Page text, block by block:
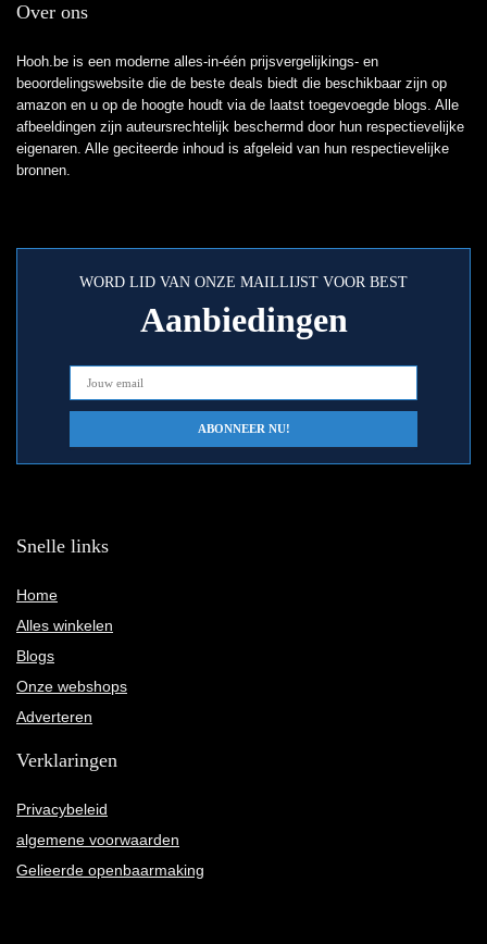
Over ons
Hooh.be is een moderne alles-in-één prijsvergelijkings- en
beoordelingswebsite die de beste deals biedt die beschikbaar zijn op
amazon en u op de hoogte houdt via de laatst toegevoegde blogs. Alle
afbeeldingen zijn auteursrechtelijk beschermd door hun respectievelijke
eigenaren. Alle geciteerde inhoud is afgeleid van hun respectievelijke
bronnen.
WORD LID VAN ONZE MAILLIJST VOOR BEST
Aanbiedingen
Snelle links
Home
Alles winkelen
Blogs
Onze webshops
Adverteren
Verklaringen
Privacybeleid
algemene voorwaarden
Gelieerde openbaarmaking